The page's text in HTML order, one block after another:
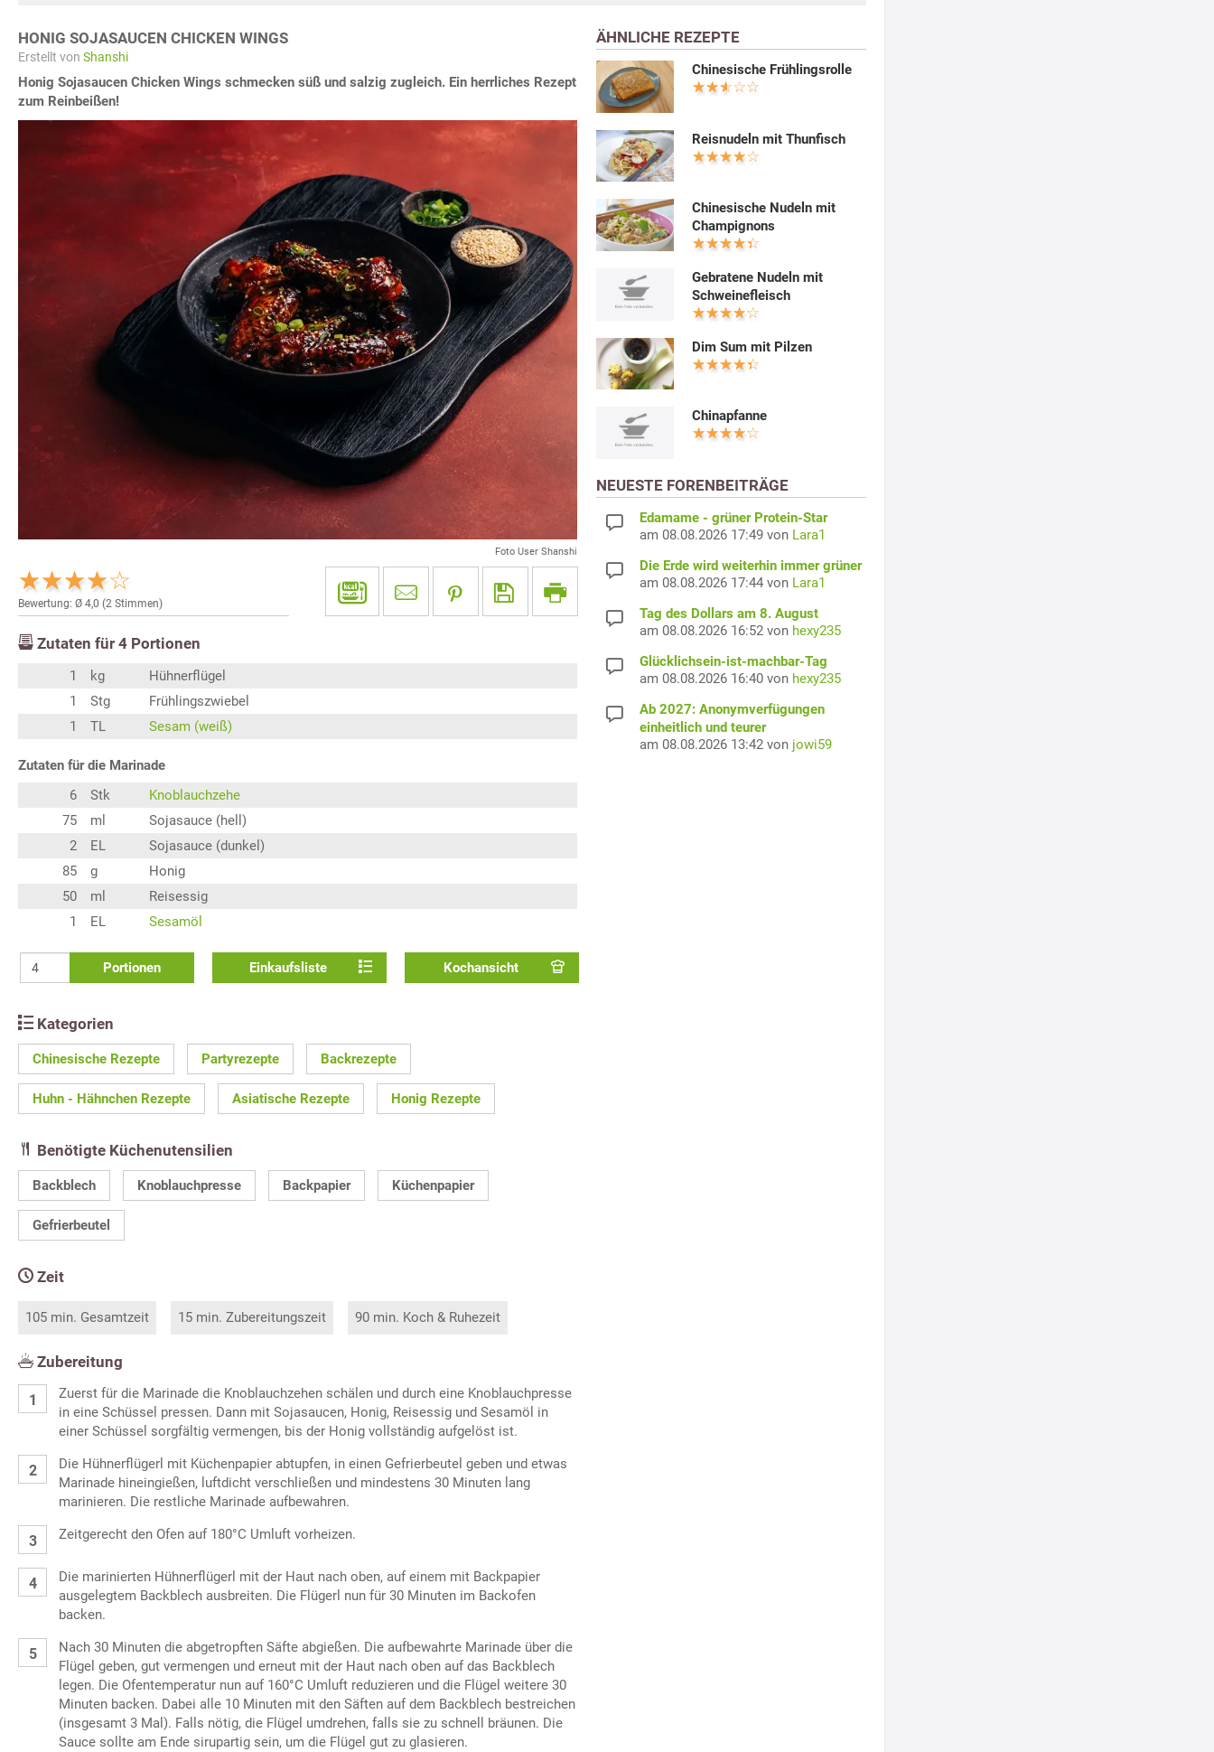
HONIG SOJASAUCEN CHICKEN WINGS
Erstellt von Shanshi
Honig Sojasaucen Chicken Wings schmecken süß und salzig zugleich. Ein herrliches Rezept
zum Reinbeißen!
Foto User Shanshi
Bewertung: Ø 4,0 (2 Stimmen)
Zutaten für 4 Portionen
1 kg
Hühnerflügel
1
Stg
Frühlingszwiebel
1
TL Sesam (weiß)
Zutaten für die Marinade
6
Stk
Knoblauchzehe
75
ml
Sojasauce (hell)
2
EL
Sojasauce (dunkel)
85
g
Honig
50
ml
Reisessig
1
EL Sesamöl
Portionen Einkaufsliste Kochansicht
Kategorien
Chinesische Rezepte Partyrezepte Backrezepte
Huhn - Hähnchen Rezepte Asiatische Rezepte Honig Rezepte
Benötigte Küchenutensilien
Backblech Knoblauchpresse Backpapier Küchenpapier
Gefrierbeutel
Zeit
105 min. Gesamtzeit 15 min. Zubereitungszeit 90 min. Koch & Ruhezeit
Zubereitung
Zuerst für die Marinade die Knoblauchzehen schälen und durch eine Knoblauchpresse
in eine Schüssel pressen. Dann mit Sojasaucen, Honig, Reisessig und Sesamöl in
einer Schüssel sorgfältig vermengen, bis der Honig vollständig aufgelöst ist.
Die Hühnerflügerl mit Küchenpapier abtupfen, in einen Gefrierbeutel geben und etwas
Marinade hineingießen, luftdicht verschließen und mindestens 30 Minuten lang
marinieren. Die restliche Marinade aufbewahren.
Zeitgerecht den Ofen auf 180°C Umluft vorheizen.
Die marinierten Hühnerflügerl mit der Haut nach oben, auf einem mit Backpapier
ausgelegtem Backblech ausbreiten. Die Flügerl nun für 30 Minuten im Backofen
backen.
Nach 30 Minuten die abgetropften Säfte abgießen. Die aufbewahrte Marinade über die
Flügel geben, gut vermengen und erneut mit der Haut nach oben auf das Backblech
legen. Die Ofentemperatur nun auf 160°C Umluft reduzieren und die Flügel weitere 30
Minuten backen. Dabei alle 10 Minuten mit den Säften auf dem Backblech bestreichen
(insgesamt 3 Mal). Falls nötig, die Flügel umdrehen, falls sie zu schnell bräunen. Die
Sauce sollte am Ende sirupartig sein, um die Flügel gut zu glasieren.
ÄHNLICHE REZEPTE
Chinesische Frühlingsrolle
Reisnudeln mit Thunfisch
Chinesische Nudeln mit
Champignons
Gebratene Nudeln mit
Schweinefleisch
Dim Sum mit Pilzen
Chinapfanne
NEUESTE FORENBEITRÄGE
Edamame - grüner Protein-Star
am 08.08.2026 17:49 von Lara1
Die Erde wird weiterhin immer grüner
am 08.08.2026 17:44 von Lara1
Tag des Dollars am 8. August
am 08.08.2026 16:52 von hexy235
Glücklichsein-ist-machbar-Tag
am 08.08.2026 16:40 von hexy235
Ab 2027: Anonymverfügungen
einheitlich und teurer
am 08.08.2026 13:42 von jowi59